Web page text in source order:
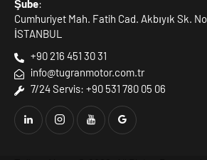
Şube:
Cumhuriyet Mah. Fatih Cad. Akbıyık Sk.
İSTANBUL
+90 216 451 30 31
info@tugranmotor.com.tr
7/24 Servis: +90 531 780 05 06